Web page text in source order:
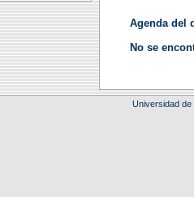
Agenda del
No se
Universidad de